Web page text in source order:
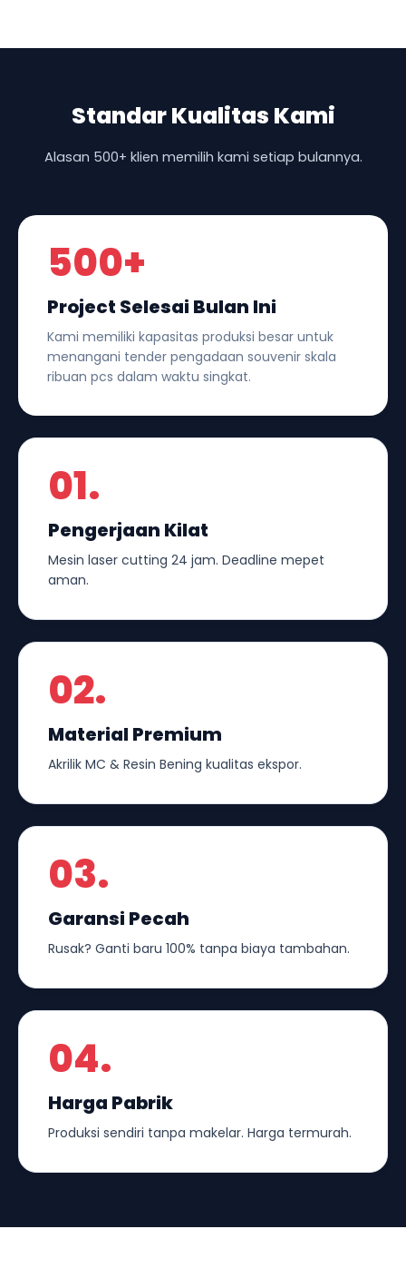
Standar Kualitas Kami
Alasan 500+ klien memilih kami setiap bulannya.
500+
Project Selesai Bulan Ini
Kami memiliki kapasitas produksi besar untuk
menangani tender pengadaan souvenir skala
ribuan pcs dalam waktu singkat.
01.
Pengerjaan Kilat
Mesin laser cutting 24 jam. Deadline mepet
aman.
02.
Material Premium
Akrilik MC & Resin Bening kualitas ekspor.
03.
Garansi Pecah
Rusak? Ganti baru 100% tanpa biaya tambahan.
04.
Harga Pabrik
Produksi sendiri tanpa makelar. Harga termurah.